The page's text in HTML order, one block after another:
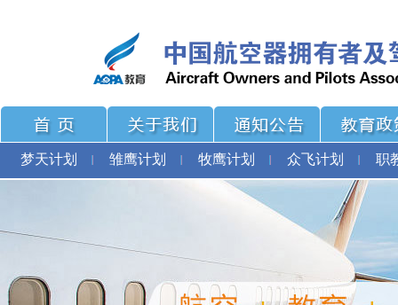
梦天计划 雏鹰计划 牧鹰计划 众飞计划 职